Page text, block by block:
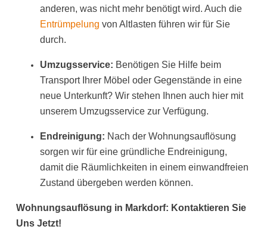
anderen, was nicht mehr benötigt wird. Auch die
Entrümpelung von Altlasten führen wir für Sie
durch.
Umzugsservice: Benötigen Sie Hilfe beim
Transport Ihrer Möbel oder Gegenstände in eine
neue Unterkunft? Wir stehen Ihnen auch hier mit
unserem Umzugsservice zur Verfügung.
Endreinigung: Nach der Wohnungsauflösung
sorgen wir für eine gründliche Endreinigung,
damit die Räumlichkeiten in einem einwandfreien
Zustand übergeben werden können.
Wohnungsauflösung in Markdorf: Kontaktieren Sie
Uns Jetzt!